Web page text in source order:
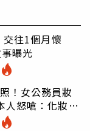
往1個月懷
曝光
！女公務員妝
怒嗆：化妝有